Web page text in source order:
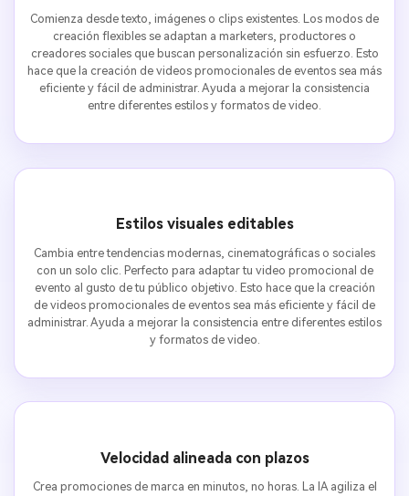
Comienza desde texto, imágenes o clips existentes. Los modos de
creación flexibles se adaptan a marketers, productores o
creadores sociales que buscan personalización sin esfuerzo. Esto
hace que la creación de videos promocionales de eventos sea más
eficiente y fácil de administrar. Ayuda a mejorar la consistencia
entre diferentes estilos y formatos de video.
Estilos visuales editables
Cambia entre tendencias modernas, cinematográficas o sociales
con un solo clic. Perfecto para adaptar tu video promocional de
evento al gusto de tu público objetivo. Esto hace que la creación
de videos promocionales de eventos sea más eficiente y fácil de
administrar. Ayuda a mejorar la consistencia entre diferentes estilos
y formatos de video.
Velocidad alineada con plazos
Crea promociones de marca en minutos, no horas. La IA agiliza el